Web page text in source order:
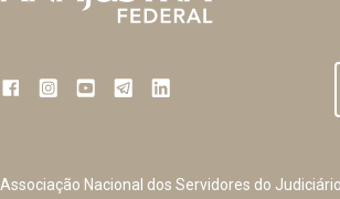
Associação Nacional dos Servidores do